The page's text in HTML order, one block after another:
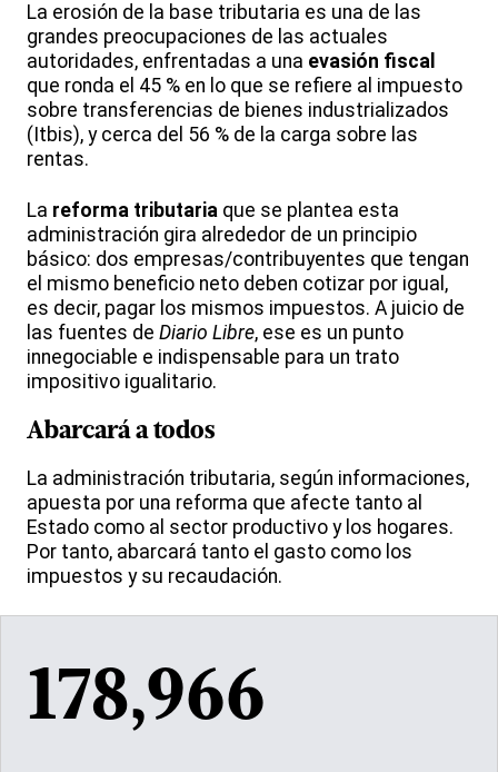
La erosión de la base tributaria es una de las
grandes preocupaciones de las actuales
autoridades, enfrentadas a una evasión fiscal
que ronda el 45 % en lo que se refiere al impuesto
sobre transferencias de bienes industrializados
(Itbis), y cerca del 56 % de la carga sobre las
rentas.
La reforma tributaria que se plantea esta
administración gira alrededor de un principio
básico: dos empresas/contribuyentes que tengan
el mismo beneficio neto deben cotizar por igual,
es decir, pagar los mismos impuestos. A juicio de
las fuentes de Diario Libre, ese es un punto
innegociable e indispensable para un trato
impositivo igualitario.
Abarcará a todos
La administración tributaria, según informaciones,
apuesta por una reforma que afecte tanto al
Estado como al sector productivo y los hogares.
Por tanto, abarcará tanto el gasto como los
impuestos y su recaudación.
178,966